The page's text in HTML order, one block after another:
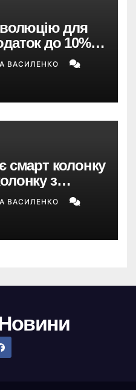
для
до 10%,
перегляд 2-ї
ВАСИЛЕНКО
смарт колонку
з
та цінником
ВАСИЛЕНКО